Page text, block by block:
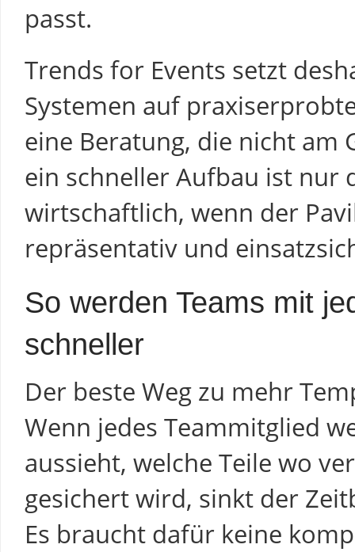
passt.
Trends for Events setzt
Systemen auf
eine Beratung, die nicht am
ein schneller Aufbau ist nur
wirtschaftlich, wenn der
repräsentativ und
So werden Teams mit
schneller
Der beste Weg zu mehr
Wenn jedes Teammitglied
aussieht, welche Teile wo
gesichert wird, sinkt der
Es braucht dafür keine